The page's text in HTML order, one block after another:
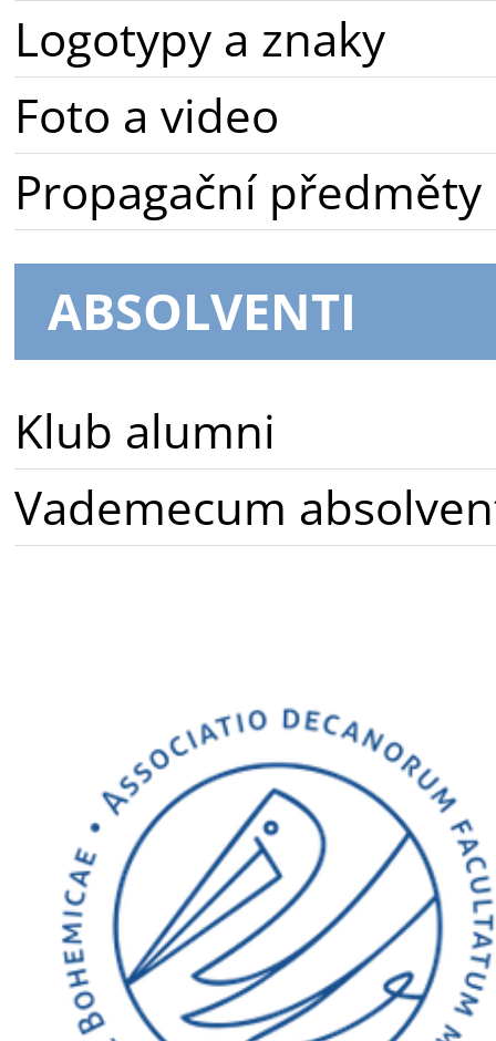
Logotypy a znaky
Foto a video
Propagační předměty
ABSOLVENTI
Klub alumni
Vademecum